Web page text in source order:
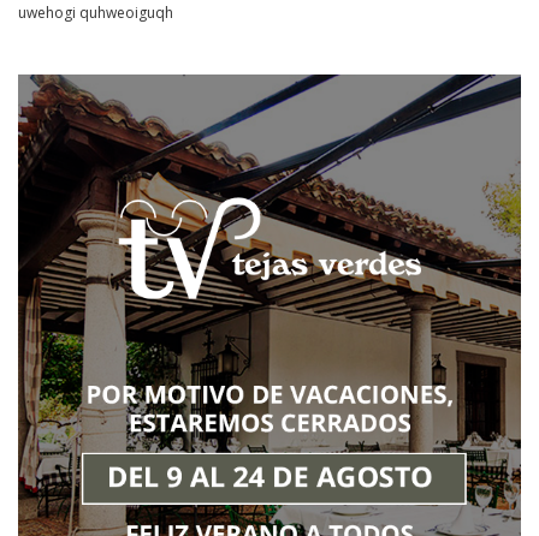
uwehogi quhweoiguqh